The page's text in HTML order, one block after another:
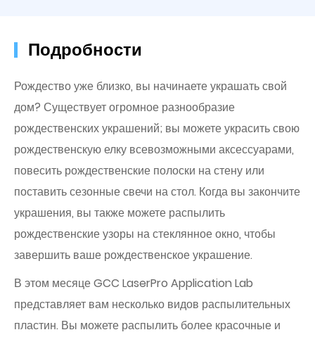
Подробности
Рождество уже близко, вы начинаете украшать свой
дом? Существует огромное разнообразие
рождественских украшений; вы можете украсить свою
рождественскую елку всевозможными аксессуарами,
повесить рождественские полоски на стену или
поставить сезонные свечи на стол. Когда вы закончите
украшения, вы также можете распылить
рождественские узоры на стеклянное окно, чтобы
завершить ваше рождественское украшение.
В этом месяце GCC LaserPro Application Lab
представляет вам несколько видов распылительных
пластин. Вы можете распылить более красочные и